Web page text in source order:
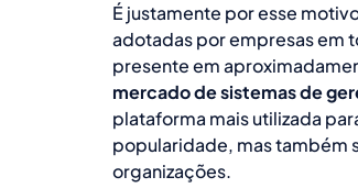
É justamente por esse
adotadas por empresas em
presente em
mercado de sistemas de
plataforma mais utilizada
popularidade, mas também
organizações.